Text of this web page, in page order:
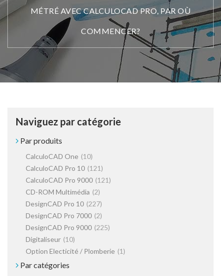
MÉTRÉ AVEC CALCULOCAD PRO, PAR OÙ
COMMENCER?
Naviguez par catégorie
Par produits
CalculoCAD One (10)
CalculoCAD Pro 10 (121)
CalculoCAD Pro 9000 (121)
CD-ROM Multimédia (2)
DesignCAD Pro 10 (227)
DesignCAD Pro 7000 (2)
DesignCAD Pro 9000 (225)
Digitaliseur (10)
Option Electicité / Plomberie (1)
Par catégories